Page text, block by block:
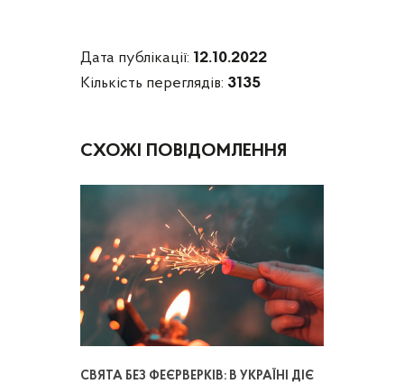
Дата публікації: 12.10.2022
Кількість переглядів: 3135
СХОЖІ ПОВІДОМЛЕННЯ
СВЯТА БЕЗ ФЕЄРВЕРКІВ: В УКРАЇНІ ДІЄ